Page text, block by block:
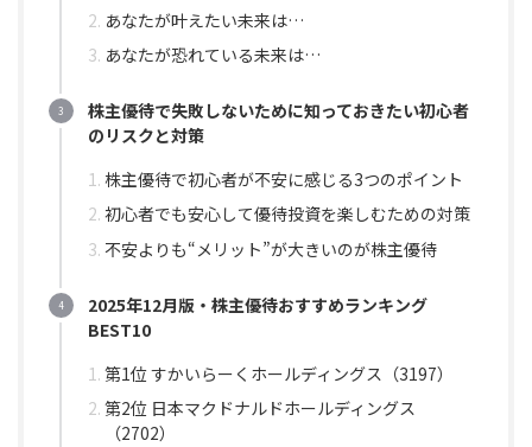
あなたが叶えたい未来は…
あなたが恐れている未来は…
株主優待で失敗しないために知っておきたい初心者
のリスクと対策
株主優待で初心者が不安に感じる3つのポイント
初心者でも安心して優待投資を楽しむための対策
不安よりも“メリット”が大きいのが株主優待
2025年12月版・株主優待おすすめランキング
BEST10
第1位 すかいらーくホールディングス（3197）
第2位 日本マクドナルドホールディングス
（2702）